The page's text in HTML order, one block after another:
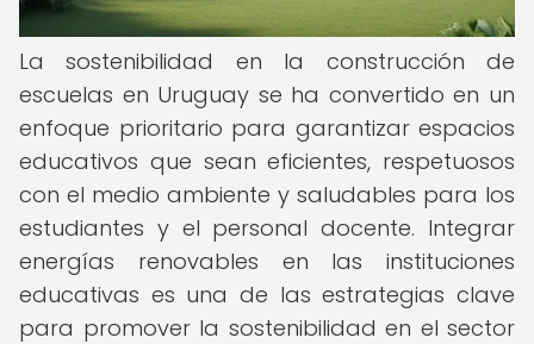
La sostenibilidad en la construcción de
escuelas en Uruguay se ha convertido en un
enfoque prioritario para garantizar espacios
educativos que sean eficientes, respetuosos
con el medio ambiente y saludables para los
estudiantes y el personal docente. Integrar
energías renovables en las instituciones
educativas es una de las estrategias clave
para promover la sostenibilidad en el sector